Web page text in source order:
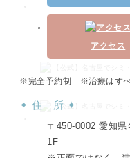
アクセス
※完全予約制 ※治療はすべ
✦ 住 所 ✦
〒450-0002 愛知
1F